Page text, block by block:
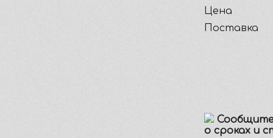
Цена
Поставка
о сроках и